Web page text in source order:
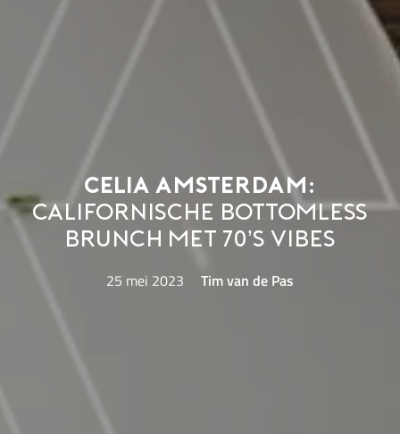
Celia Amsterdam:
Californische Bottomless
Brunch met 70’s vibes
25 mei 2023 Tim van de Pas